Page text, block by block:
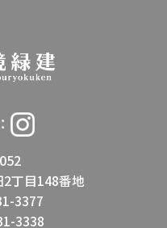
丁目148番地
3377
3338